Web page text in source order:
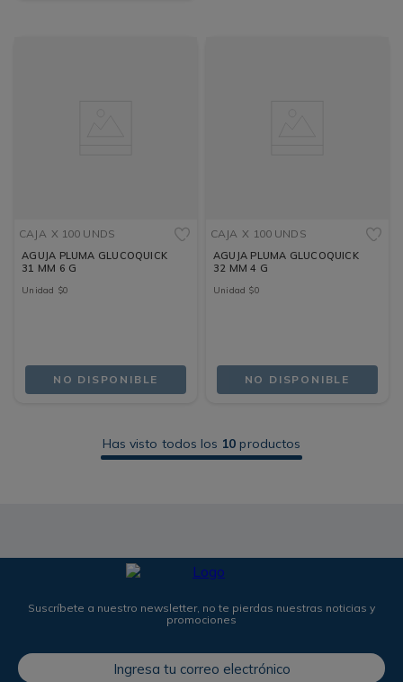
CAJA X 100 UNDS
AGUJA PLUMA GLUCOQUICK
31 MM 6 G
Unidad $0
NO DISPONIBLE
CAJA X 100 UNDS
AGUJA PLUMA GLUCOQUICK
32 MM 4 G
Unidad $0
NO DISPONIBLE
Has visto todos los 10 productos
Suscríbete a nuestro newsletter, no te pierdas nuestras noticias y
promociones